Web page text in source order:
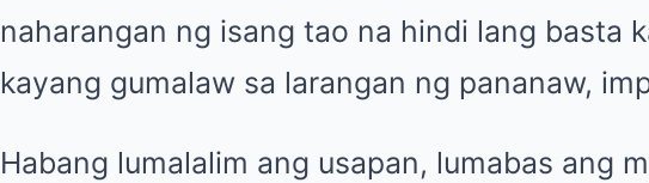
naharangan ng isang tao na hindi lang basta
kayang gumalaw sa larangan ng pananaw,
Habang lumalalim ang usapan, lumabas ang